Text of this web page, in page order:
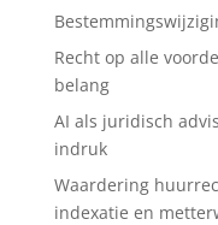
Recht op alle
belang
AI als juridisch
indruk
Waardering
indexatie en